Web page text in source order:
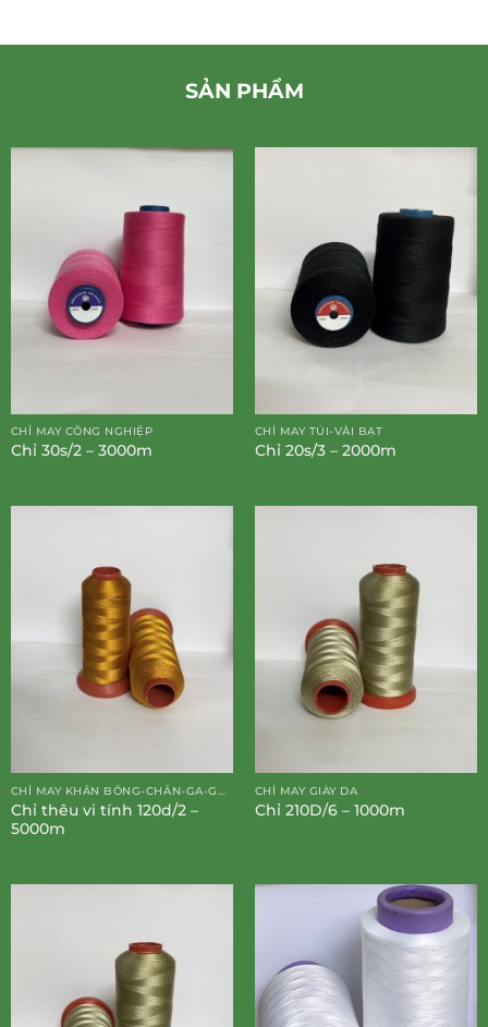
SẢN PHẨM
CHỈ MAY CÔNG NGHIỆP
Chỉ 30s/2 – 3000m
CHỈ MAY TÚI-VẢI BẠT
Chỉ 20s/3 – 2000m
CHỈ MAY KHĂN BÔNG-CHĂN-GA-GỐI-ĐỆM
Chỉ thêu vi tính 120d/2 –
5000m
CHỈ MAY GIÀY DA
Chỉ 210D/6 – 1000m